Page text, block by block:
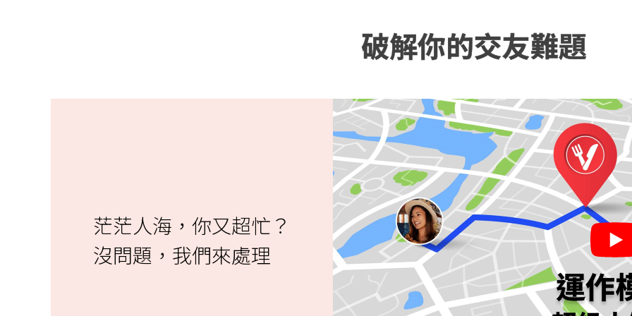
破解你的交友難題
茫茫人海，你又超忙？
沒問題，我們來處理
運作